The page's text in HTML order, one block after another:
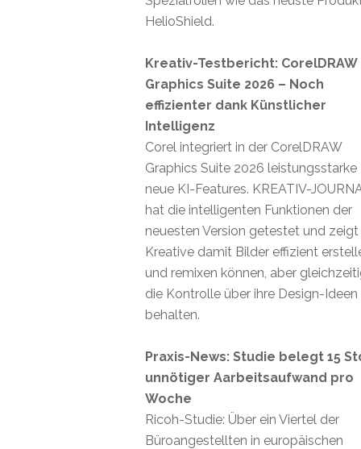
HelioShield.
Kreativ-Testbericht: CorelDRAW
Graphics Suite 2026 – Noch
effizienter dank Künstlicher
Intelligenz
Corel integriert in der CorelDRAW
Graphics Suite 2026 leistungsstarke
neue KI-Features. KREATIV-
hat die intelligenten Funktionen der
neuesten Version getestet und
Kreative damit Bilder effizient
und remixen können, aber
die Kontrolle über ihre Design-Ideen
behalten.
Praxis-News: Studie belegt 15
unnötiger Aarbeitsaufwand pro
Woche
Ricoh-Studie: Über ein Viertel der
Büroangestellten in europäischen